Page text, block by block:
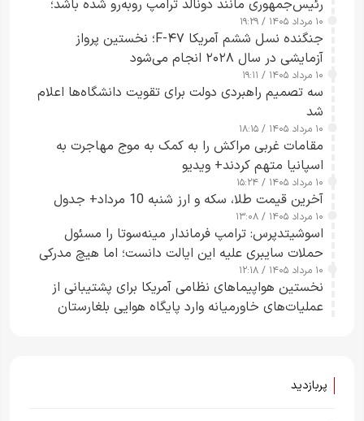
رئیس‌جمهوری مانند دونالد ترامپ روبه‌رو شده باشد؛
کسی که واقعاً دست به اقدام می‌زند
۱۰ مرداد ۱۴۰۵ / ۱۹:۲۹
جنگنده نسل ششم آمریکا F-۴۷؛ نخستین پرواز
آزمایشی در سال ۲۰۲۸ انجام می‌شود
۱۰ مرداد ۱۴۰۵ / ۱۹:۱۱
سه تصمیم راهبردی دولت برای تقویت دانشگاه‌ها اعلام
شد
۱۰ مرداد ۱۴۰۵ / ۱۸:۱۵
مقامات غربی مراکش را به کمک به موج مهاجرت به
اسپانیا متهم کردند+ ویدیو
۱۰ مرداد ۱۴۰۵ / ۱۵:۲۴
آخرین قیمت طلا، سکه و ارز شنبه 10 مرداد+ جدول
۱۰ مرداد ۱۴۰۵ / ۱۳:۰۸
اسوشیتدپرس: ترامپ فرماندار مینه‌سوتا را مسئول
حملات سایبری علیه این ایالت دانست؛ اما هیچ مدرکی
ارائه نکرد
۱۰ مرداد ۱۴۰۵ / ۱۲:۱۸
نخستین هواپیماهای نظامی آمریکا برای پشتیبانی از
عملیات‌های خاورمیانه وارد پایگاه هوایی بلغارستان
پربازدید